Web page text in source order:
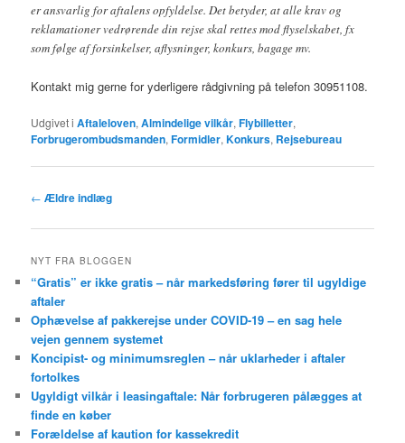
er ansvarlig for aftalens opfyldelse. Det betyder, at alle krav og
reklamationer vedrørende din rejse skal rettes mod flyselskabet, fx
som følge af forsinkelser, aflysninger, konkurs, bagage mv.
Kontakt mig gerne for yderligere rådgivning på telefon 30951108.
Udgivet i Aftaleloven,Almindelige vilkår,Flybilletter,
Forbrugerombudsmanden,Formidler,Konkurs, Rejsebureau
Indlægsnavigation
← Ældre indlæg
NYT FRA BLOGGEN
“Gratis” er ikke gratis – når markedsføring fører til ugyldige
aftaler
Ophævelse af pakkerejse under COVID-19 – en sag hele
vejen gennem systemet
Koncipist- og minimumsreglen – når uklarheder i aftaler
fortolkes
Ugyldigt vilkår i leasingaftale: Når forbrugeren pålægges at
finde en køber
Forældelse af kaution for kassekredit